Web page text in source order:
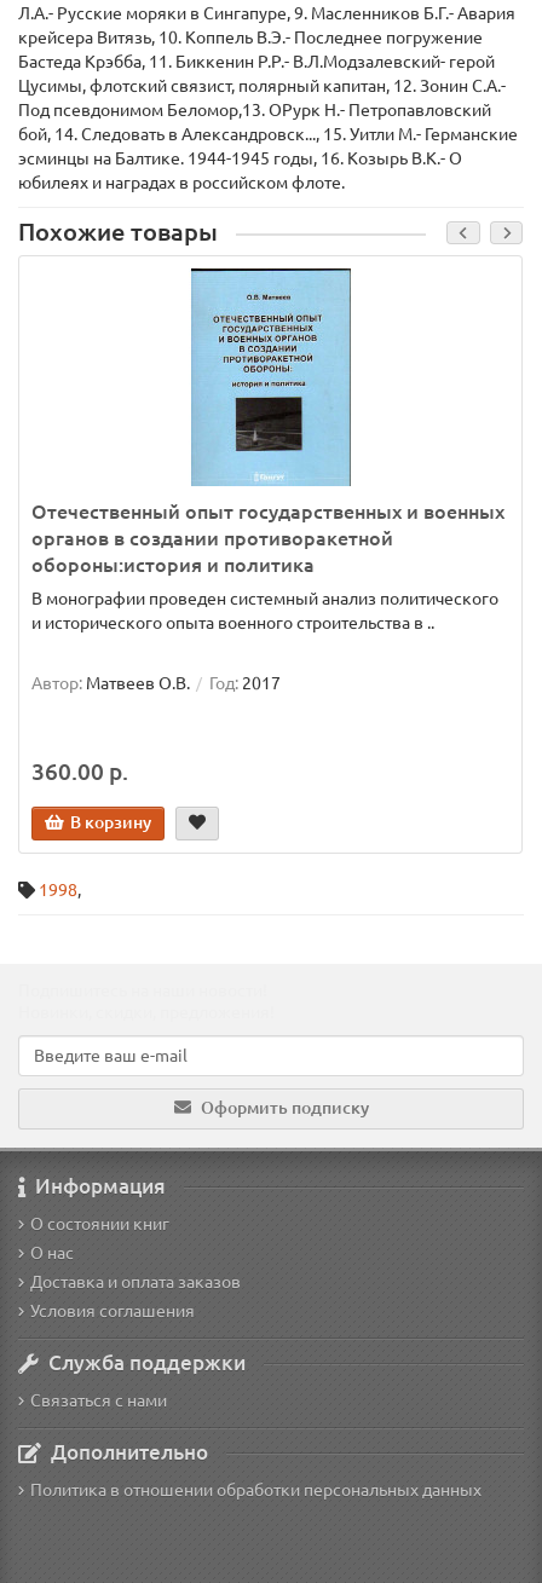
Л.А.- Русские моряки в Сингапуре, 9. Масленников Б.Г.- Авария
крейсера Витязь, 10. Коппель В.Э.- Последнее погружение
Бастеда Крэбба, 11. Биккенин Р.Р.- В.Л.Модзалевский- герой
Цусимы, флотский связист, полярный капитан, 12. Зонин С.А.-
Под псевдонимом Беломор,13. ОРурк Н.- Петропавловский
бой, 14. Следовать в Александровск..., 15. Уитли М.- Германские
эсминцы на Балтике. 1944-1945 годы, 16. Козырь В.К.- О
юбилеях и наградах в российском флоте.
Похожие товары
Отечественный опыт государственных и военных
органов в создании противоракетной
обороны:история и политика
В монографии проведен системный анализ политического
и исторического опыта военного строительства в ..
Автор: Матвеев О.В. Год: 2017
360.00 р.
В корзину
1998,
Оформить подписку
Информация
О состоянии книг
О нас
Доставка и оплата заказов
Условия соглашения
Служба поддержки
Связаться с нами
Дополнительно
Политика в отношении обработки персональных данных